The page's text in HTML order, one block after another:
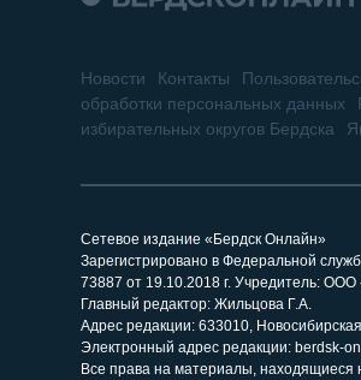
Новости Контакты
обработки персональных данных
избирательных округов Бердска
Сетевое издание «Бердск Онлайн»
Зарегистрировано в Федеральной
73887 от 19.10.2018 г. Учредитель:
Главный редактор: Жильцова Г.А.
Адрес редакции: 633010,
Электронный адрес редакции: berdsk-
Все права на материалы, находящиеся